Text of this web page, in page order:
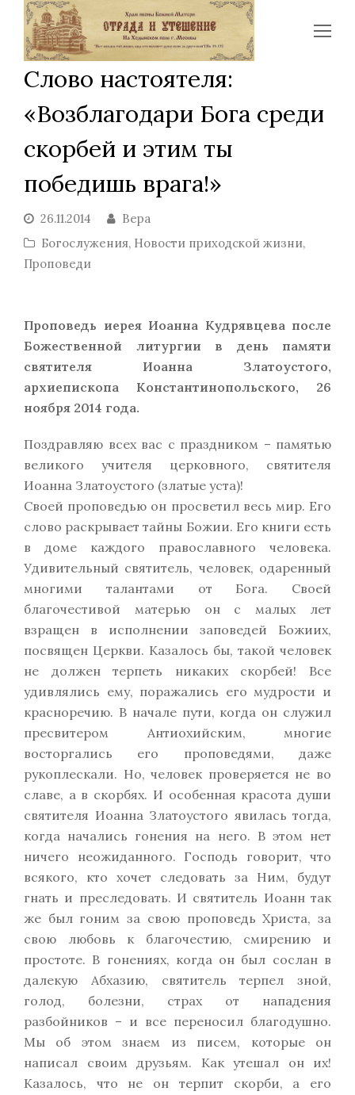
Слово настоятеля:
«Возблагодари Бога среди
скорбей и этим ты
победишь врага!»
26.11.2014
Вера
Богослужения, Новости приходской жизни,
Проповеди
Проповедь иерея Иоанна Кудрявцева после
Божественной литургии в день памяти
святителя Иоанна Златоустого,
архиепископа Константинопольского, 26
ноября 2014 года.
Поздравляю всех вас с праздником – памятью
великого учителя церковного, святителя
Иоанна Златоустого (златые уста)!
Своей проповедью он просветил весь мир. Его
слово раскрывает тайны Божии. Его книги есть
в доме каждого православного человека.
Удивительный святитель, человек, одаренный
многими талантами от Бога. Своей
благочестивой матерью он с малых лет
взращен в исполнении заповедей Божиих,
посвящен Церкви. Казалось бы, такой человек
не должен терпеть никаких скорбей! Все
удивлялись ему, поражались его мудрости и
красноречию. В начале пути, когда он служил
пресвитером Антиохийским, многие
восторгались его проповедями, даже
рукоплескали. Но, человек проверяется не во
славе, а в скорбях. И особенная красота души
святителя Иоанна Златоустого явилась тогда,
когда начались гонения на него. В этом нет
ничего неожиданного. Господь говорит, что
всякого, кто хочет следовать за Ним, будут
гнать и преследовать. И святитель Иоанн так
же был гоним за свою проповедь Христа, за
свою любовь к благочестию, смирению и
простоте. В гонениях, когда он был сослан в
далекую Абхазию, святитель терпел зной,
голод, болезни, страх от нападения
разбойников – и все переносил благодушно.
Мы об этом знаем из писем, которые он
написал своим друзьям. Как утешал он их!
Казалось, что не он терпит скорби, а его